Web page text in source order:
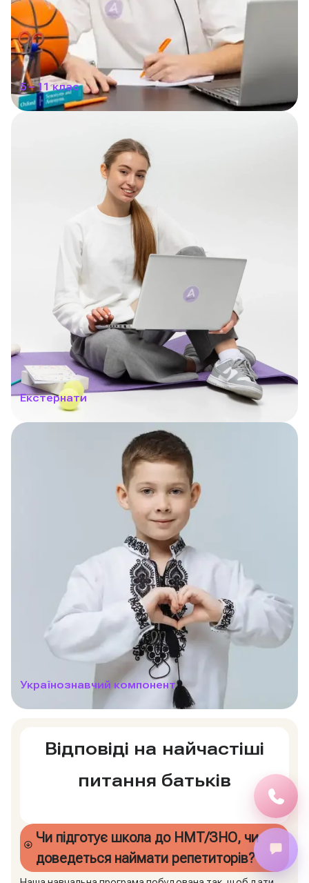
5 – 11 клас
Екстернати
Українознавчий компонент
Відповіді на найчастіші
питання батьків
Чи підготує школа до НМТ/ЗНО, чи
доведеться наймати репетиторів?